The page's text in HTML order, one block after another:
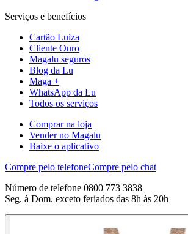
Serviços e benefícios
Cartão Luiza
Cliente Ouro
Magalu seguros
Blog da Lu
Maga +
WhatsApp da Lu
Todos os serviços
Comprar na loja
Vender no Magalu
Baixe o aplicativo
Compre pelo telefoneCompre pelo chat
Número de telefone 0800 773 3838
Seg. à Dom. exceto feriados das 8h às 20h